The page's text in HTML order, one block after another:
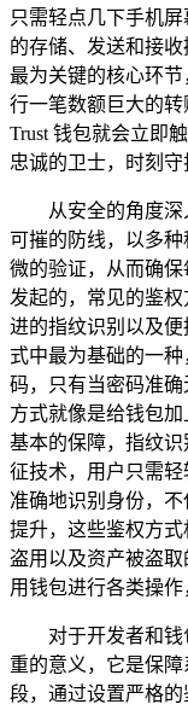
只需轻点几下手机
的存储、发送和接
最为关键的核心环
行一笔数额巨大的转
Trust 钱包就会立即
忠诚的卫士，时刻守
从安全的角度
可摧的防线，以多
微的验证，从而确
发起的，常见的鉴
进的指纹识别以及
式中最为基础的一
码，只有当密码准
方式就像是给钱包
基本的保障，指纹
征技术，用户只需
准确地识别身份，
提升，这些鉴权方
盗用以及资产被盗
用钱包进行各类操作
对于开发者和
重的意义，它是保
段，通过设置严格